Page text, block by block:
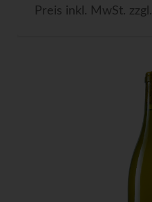
Preis inkl. MwSt. zzgl.